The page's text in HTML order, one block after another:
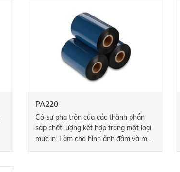
PA220
Có sự pha trộn của các thành phần
sáp chất lượng kết hợp trong một loại
mực in. Làm cho hình ảnh đậm và mã